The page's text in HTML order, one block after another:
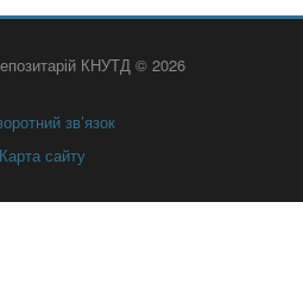
КНУТД © 2026
зв’язок
Карта сайту